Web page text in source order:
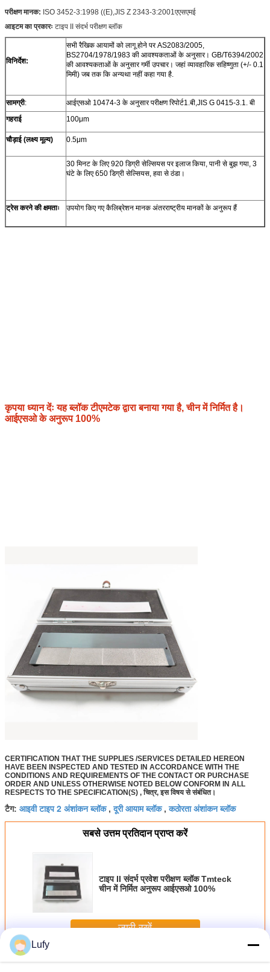
परीक्षण मानक: ISO 3452-3:1998 ((E),JIS Z 2343-3:2001एएसएमई
आइटम का प्रकारः टाइप II संदर्भ परीक्षण ब्लॉक
विनिर्देश:
सभी रैखिक आयामों को लागू होने पर AS2083/2005,
BS2704/1978/1983 की आवश्यकताओं के अनुसार। GB/T6394/2002
की आवश्यकताओं के अनुसार गर्मी उपचार। जहां व्यावहारिक सहिष्णुता (+/- 0.1
मिमी) जब तक कि अन्यथा नहीं कहा गया है.
सामग्री:
आईएसओ 10474-3 के अनुसार परीक्षण रिपोर्ट1.बी,JIS G 0415-3.1. बी
गहराई
100μm
चौड़ाई (लक्ष्य मूल्य) 0.5μm
30 मिनट के लिए 920 डिग्री सेल्सियस पर इलाज किया, पानी से बुझ गया, 3
घंटे के लिए 650 डिग्री सेल्सियस, हवा से ठंडा।
ट्रेस करने की क्षमताः उपयोग किए गए कैलिब्रेशन मानक अंतरराष्ट्रीय मानकों के अनुरूप हैं
कृपया ध्यान देंः यह ब्लॉक टीएमटेक द्वारा बनाया गया है, चीन में निर्मित है।
आईएसओ के अनुरूप 100%
CERTIFICATION THAT THE SUPPLIES /SERVICES DETAILED HEREON
HAVE BEEN INSPECTED AND TESTED IN ACCORDANCE WITH THE
CONDITIONS AND REQUIREMENTS OF THE CONTACT OR PURCHASE
ORDER AND UNLESS OTHERWISE NOTED BELOW CONFORM IN ALL
RESPECTS TO THE SPECIFICATION(S) , चित्र, इस विषय से संबंधित।
टैग: आइवी टाइप 2 अंशांकन ब्लॉक,दूरी आयाम ब्लॉक,कठोरता अंशांकन ब्लॉक
सबसे उत्तम प्रतिदान प्राप्त करें
टाइप II संदर्भ प्रवेश परीक्षण ब्लॉक Tmteck
चीन में निर्मित अनुरूप आईएसओ 100%
जारी रखें
अधिकअल्ट्रासोनिक अंशांकन ब्लॉक
Lufy